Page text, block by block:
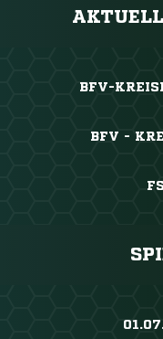
BFV-
BFV -